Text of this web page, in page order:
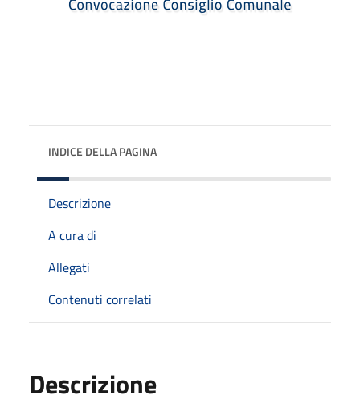
INDICE DELLA PAGINA
Descrizione
A cura di
Allegati
Contenuti correlati
Descrizione